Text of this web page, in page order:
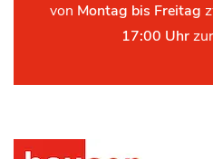
von Montag bis Freitag
17:00 Uhr